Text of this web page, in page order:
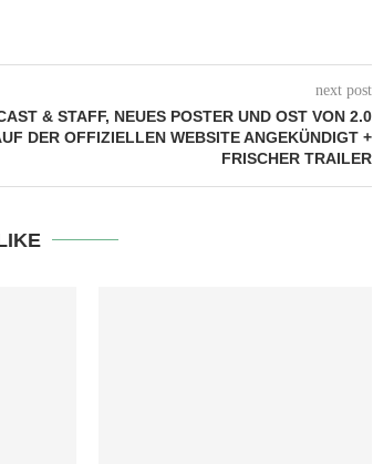
next post
& STAFF, NEUES POSTER UND OST VON 2.0
DER OFFIZIELLEN WEBSITE ANGEKÜNDIGT +
FRISCHER TRAILER